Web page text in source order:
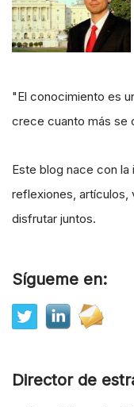
"El conocimiento es
crece cuanto más se
Este blog nace con
reflexiones, artículos,
disfrutar juntos.
Sígueme en:
Director de